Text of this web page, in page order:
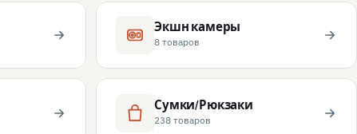
Экшн камеры
8 товаров
Сумки/Рюкзаки
238 товаров